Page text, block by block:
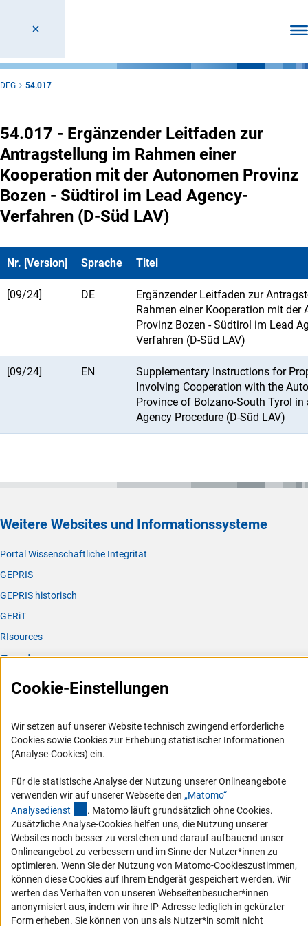
DFG 54.017
54.017 - Ergänzender Leitfaden zur
Antragstellung im Rahmen einer
Kooperation mit der Autonomen Provinz
Bozen - Südtirol im Lead Agency-
Verfahren (D-Süd LAV)
Nr. [Version] Sprache Titel
[09/24] DE
Ergänzender Leitfaden zur
Rahmen einer Kooperation mit der
Provinz Bozen - Südtirol im Lead
Verfahren (D-Süd LAV)
[09/24] EN
Supplementary Instructions for
Involving Cooperation with the
Province of Bolzano-South Tyrol in
Agency Procedure (D-Süd LAV)
Weitere Websites und Informationssysteme
Portal Wissenschaftliche Integrität
GEPRIS
GEPRIS historisch
GERiT
RIsources
Service
Presse
Karriere
Logo und Corporate Design
Compliance
Vergabeverfahren
Barrierefreiheit
Service und Informationen für Menschen mit Behinderungen
Erklärung zur Barrierefreiheit
Barriere melden
Cookie-Einstellungen
Wir setzen auf unserer Website technisch zwingend erforderliche
Cookies sowie Cookies zur Erhebung statistischer Informationen
(Analyse-Cookies) ein.
Für die statistische Analyse der Nutzung unserer Onlineangebote
verwenden wir auf unserer Webseite den „Matomo“
Analysedienst (externer Link)
. Matomo läuft grundsätzlich ohne Cookies.
Zusätzliche Analyse-Cookies helfen uns, die Nutzung unserer
Websites noch besser zu verstehen und darauf aufbauend unser
Onlineangebot zu verbessern und im Sinne der Nutzer*innen zu
optimieren. Wenn Sie der Nutzung von Matomo-Cookieszustimmen,
können diese Cookies auf Ihrem Endgerät gespeichert werden. Wir
werten das Verhalten von unseren Webseitenbesucher*innen
anonymisiert aus, indem wir ihre IP-Adresse lediglich in gekürzter
Form erheben. Sie können von uns als Nutzer*in somit nicht